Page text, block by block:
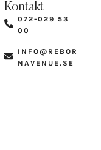
Kontakt
072-029 53
00​
INFO@REBOR
NAVENUE.SE​